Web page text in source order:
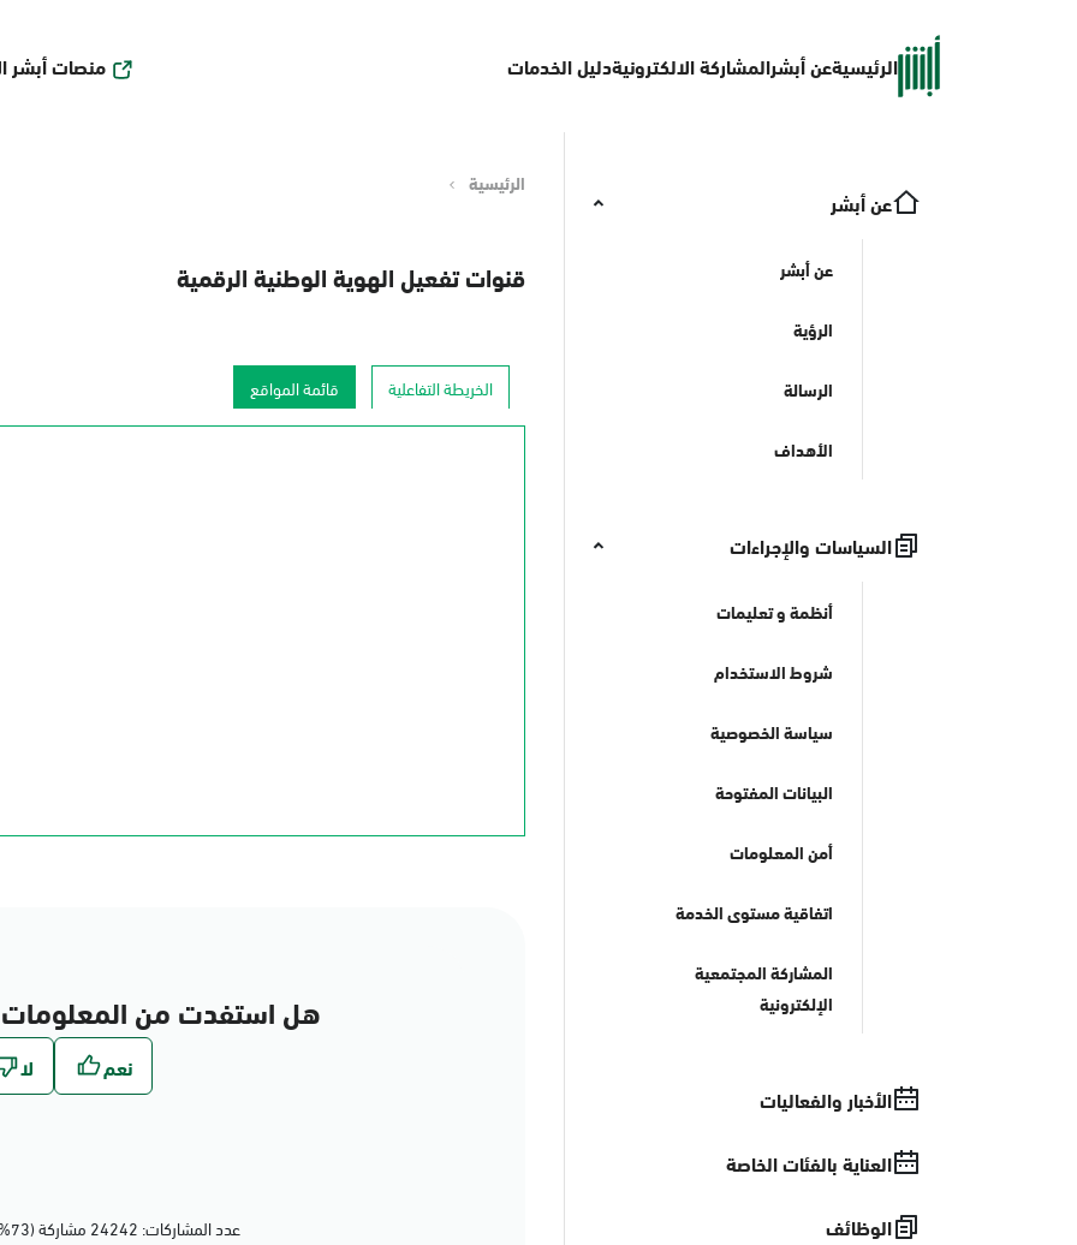
الرئيسيةعن أبشرالمشاركة الالكترونيةدليل الخدمات منصات أبشر
عن أبشر
عن أبشر
الرؤية
الرسالة
الأهداف
السياسات والإجراءات
أنظمة و تعليمات
شروط الاستخدام
سياسة الخصوصية
البيانات المفتوحة
أمن المعلومات
اتفاقية مستوى الخدمة
المشاركة المجتمعية
الإلكترونية
الأخبار والفعاليات
العناية بالفئات الخاصة
الوظائف
الرئيسية
قنوات تفعيل الهوية الوطنية الرقمية
الخريطة التفاعلية قائمة المواقع
هل استفدت من
عدد المشاركات: 24242 مشاركة (73%) أعجبهم المحتوى